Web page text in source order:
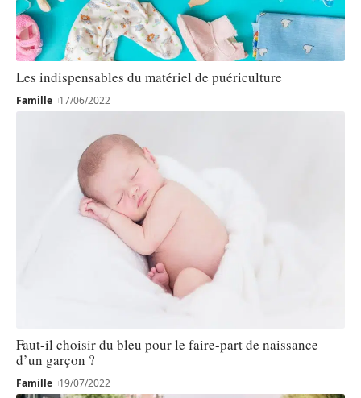
Les indispensables du matériel de puériculture
Famille 17/06/2022
Faut-il choisir du bleu pour le faire-part de naissance
d’un garçon ?
Famille 19/07/2022